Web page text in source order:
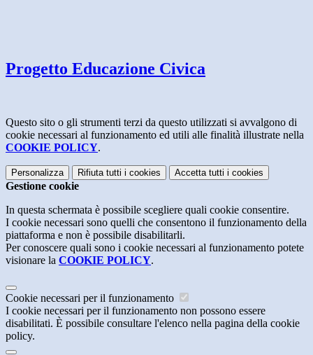
Progetto Educazione Civica
Questo sito o gli strumenti terzi da questo utilizzati si avvalgono di
cookie necessari al funzionamento ed utili alle finalità illustrate nella
COOKIE POLICY.
Personalizza Rifiuta tutti i cookies Accetta tutti i cookies
Gestione cookie
In questa schermata è possibile scegliere quali cookie consentire.
I cookie necessari sono quelli che consentono il funzionamento della
piattaforma e non è possibile disabilitarli.
Per conoscere quali sono i cookie necessari al funzionamento potete
visionare la COOKIE POLICY.
Cookie necessari per il funzionamento
I cookie necessari per il funzionamento non possono essere
disabilitati. È possibile consultare l'elenco nella pagina della cookie
policy.